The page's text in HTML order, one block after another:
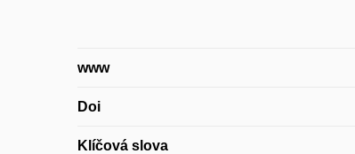
www
Doi
Klíčová slova